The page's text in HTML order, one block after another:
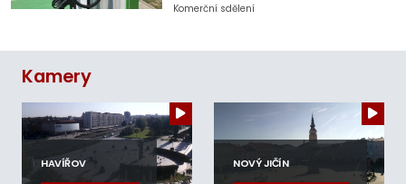
Komerční sdělení
Kamery
HAVÍŘOV NOVÝ JIČÍN